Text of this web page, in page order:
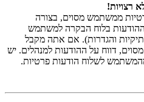
רצויות!
ממשתמש מסוים, בצורה
בלוח הבקרה למשתמש
והגדרות). אם אתה מקבל
דווח על ההודעות למנהלים. יש
לשלוח הודעות פרטיות.